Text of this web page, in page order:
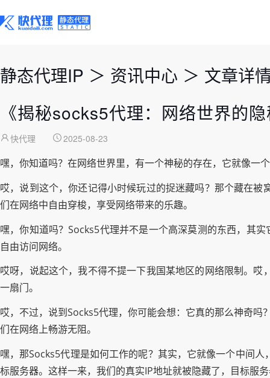
静态代理IP ＞ 资讯中心 ＞ 文章详
《揭秘socks5代理：网络世界的
快代理 2025-08-23
嘿，你知道吗？在网络世界里，有一个神秘的存在，它就像
哎，说到这个，你还记得小时候玩过的捉迷藏吗？那个藏在
们在网络中自由穿梭，享受网络带来的乐趣。
嘿，你知道吗？Socks5代理并不是一个高深莫测的东西，其
自由访问网络。
哎呀，说起这个，我不得不提一下我国某地区的网络限制。
一扇门。
哎，不过，说到Socks5代理，你可能会想：它真的那么神奇
们在网络上畅游无阻。
嘿，那Socks5代理是如何工作的呢？其实，它就像一个中间
标服务器。这样一来，我们的真实IP地址就被隐藏了，目标服